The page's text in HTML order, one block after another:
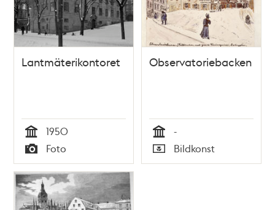
Lantmäterikontoret
Tid
1950
Typ
Foto
Observatoriebacken
Tid
-
Typ
Bildkonst